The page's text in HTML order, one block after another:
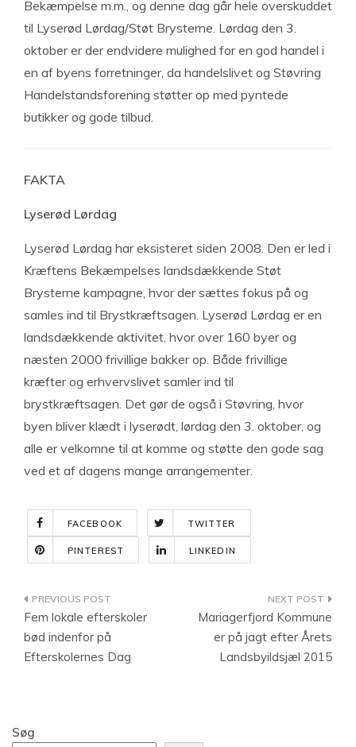
Bekæmpelse m.m., og denne dag går hele overskuddet
til Lyserød Lørdag/Støt Brysterne. Lørdag den 3.
oktober er der endvidere mulighed for en god handel i
en af byens forretninger, da handelslivet og Støvring
Handelstandsforening støtter op med pyntede
butikker og gode tilbud.
FAKTA
Lyserød Lørdag
Lyserød Lørdag har eksisteret siden 2008. Den er led i
Kræftens Bekæmpelses landsdækkende Støt
Brysterne kampagne, hvor der sættes fokus på og
samles ind til Brystkræftsagen. Lyserød Lørdag er en
landsdækkende aktivitet, hvor over 160 byer og
næsten 2000 frivillige bakker op. Både frivillige
kræfter og erhvervslivet samler ind til
brystkræftsagen. Det gør de også i Støvring, hvor
byen bliver klædt i lyserødt, lørdag den 3. oktober, og
alle er velkomne til at komme og støtte den gode sag
ved et af dagens mange arrangementer.
FACEBOOK TWITTER
PINTEREST LINKEDIN
Indlægsnavigation
Fem lokale efterskoler
bød indenfor på
Efterskolernes Dag
Mariagerfjord Kommune
er på jagt efter Årets
Landsbyildsjæl 2015
Søg